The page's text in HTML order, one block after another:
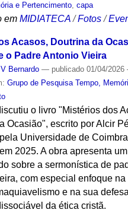
e Pertencimento, capa
em MIDIATECA /Fotos /
Acasos, Doutrina da
o Padre Antonio Vieira
Bernardo — publicado01/04/2026
Grupo de Pesquisa Tempo,
o livro "Mistérios dos
Ocasião", escrito por Alcir
Universidade de Coimbra
2025. A obra apresenta
sobre a sermonística de
com especial enfoque na
e na sua
da ética cristã.